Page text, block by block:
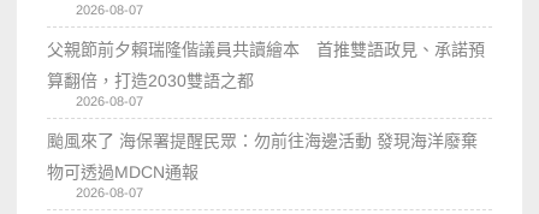
2026-08-07
父親節前夕賴瑞隆偕議員共讀繪本 首推雙語政見、承諾預
算翻倍，打造2030雙語之都
2026-08-07
颱風來了 海保署提醒民眾：勿前往海邊活動 發現海洋廢棄
物可透過MDCN通報
2026-08-07